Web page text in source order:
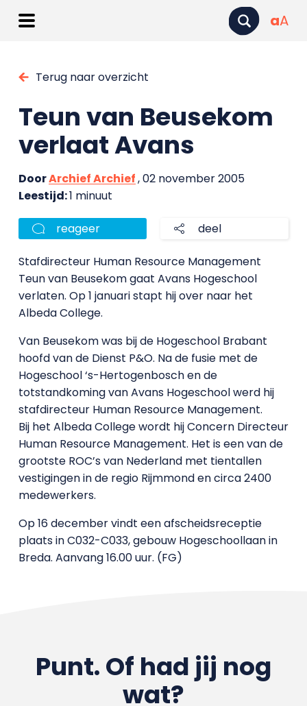
aA
Terug naar overzicht
Teun van Beusekom
verlaat Avans
DoorArchief Archief, 02 november 2005
Leestijd:1 minuut
reageer deel
Stafdirecteur Human Resource Management
Teun van Beusekom gaat Avans Hogeschool
verlaten. Op 1 januari stapt hij over naar het
Albeda College.
Van Beusekom was bij de Hogeschool Brabant
hoofd van de Dienst P&O. Na de fusie met de
Hogeschool ‘s-Hertogenbosch en de
totstandkoming van Avans Hogeschool werd hij
stafdirecteur Human Resource Management.
Bij het Albeda College wordt hij Concern Directeur
Human Resource Management. Het is een van de
grootste ROC’s van Nederland met tientallen
vestigingen in de regio Rijmmond en circa 2400
medewerkers.
Op 16 december vindt een afscheidsreceptie
plaats in C032-C033, gebouw Hogeschoollaan in
Breda. Aanvang 16.00 uur. (FG)
Punt. Of had jij nog
wat?